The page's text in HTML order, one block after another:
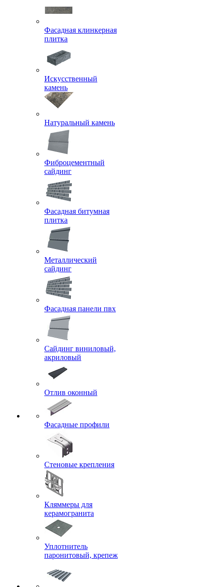
Фасадная клинкерная
плитка
Искусственный
камень
Натуральный камень
Фиброцементный
сайдинг
Фасадная битумная
плитка
Металлический
сайдинг
Фасадная панели пвх
Сайдинг виниловый,
акриловый
Отлив оконный
Фасадные профили
Стеновые крепления
Кляммеры для
керамогранита
Уплотнитель
паронитовый, крепеж